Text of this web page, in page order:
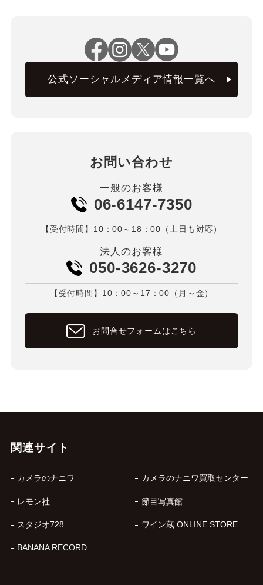
公式ソーシャルメディア情報一覧へ
お問い合わせ
一般のお客様
06-6147-7350
【受付時間】10：00～18：00（土日も対応）
法人のお客様
050-3626-3270
【受付時間】10：00～17：00（月～金）
お問合せフォームはこちら
関連サイト
カメラのナニワ カメラのナニワ買取センター
レモン社 節目写真館
スタジオ728 ワイン蔵 ONLINE STORE
BANANA RECORD